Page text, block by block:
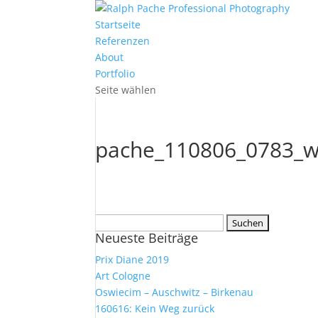
Startseite
Referenzen
About
Portfolio
Seite wählen
nach:
Neueste Beiträge
Prix Diane 2019
Art Cologne
Oswiecim – Auschwitz – Birkenau
160616: Kein Weg zurück